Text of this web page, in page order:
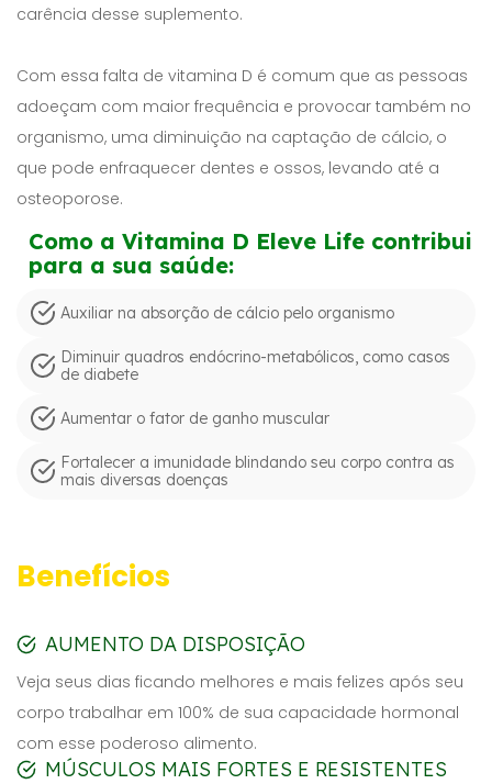
carência desse suplemento.
Com essa falta de vitamina D é comum que as pessoas
adoeçam com maior frequência e provocar também no
organismo, uma diminuição na captação de cálcio, o
que pode enfraquecer dentes e ossos, levando até a
osteoporose.
Como a Vitamina D Eleve Life contribui
para a sua saúde:
Auxiliar na absorção de cálcio pelo organismo
Diminuir quadros endócrino-metabólicos, como casos
de diabete
Aumentar o fator de ganho muscular
Fortalecer a imunidade blindando seu corpo contra as
mais diversas doenças
Benefícios
AUMENTO DA DISPOSIÇÃO
Veja seus dias ficando melhores e mais felizes após seu
corpo trabalhar em 100% de sua capacidade hormonal
com esse poderoso alimento.
MÚSCULOS MAIS FORTES E RESISTENTES